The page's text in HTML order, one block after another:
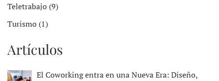
Teletrabajo (9)
Turismo (1)
Artículos
El Coworking entra en una Nueva Era: Diseño,